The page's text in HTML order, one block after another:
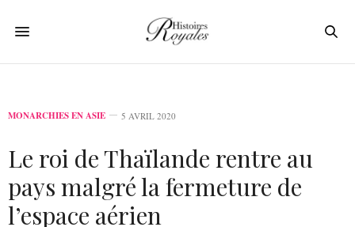
MONARCHIES EN ASIE 5 AVRIL 2020
Le roi de Thaïlande rentre au
pays malgré la fermeture de
l’espace aérien